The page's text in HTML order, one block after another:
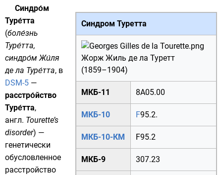
Синдром Туретта
Жорж Жиль де ла Туретт
(1859–1904)
МКБ-11 8A05.00
МКБ-10 F95.2.
МКБ-10-КМ F95.2
МКБ-9 307.23
Синдро́м
Туре́тта
(боле́знь
Туре́тта,
синдро́м Жи́ля
де ла Туре́тта, в
DSM-5 —
расстро́йство
Туре́тта,
англ. Tourette’s
disorder) —
генетически
обусловленное
расстройство